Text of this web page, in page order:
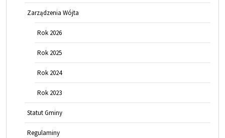
Zarządzenia Wójta
Rok 2026
Rok 2025
Rok 2024
Rok 2023
Statut Gminy
Regulaminy